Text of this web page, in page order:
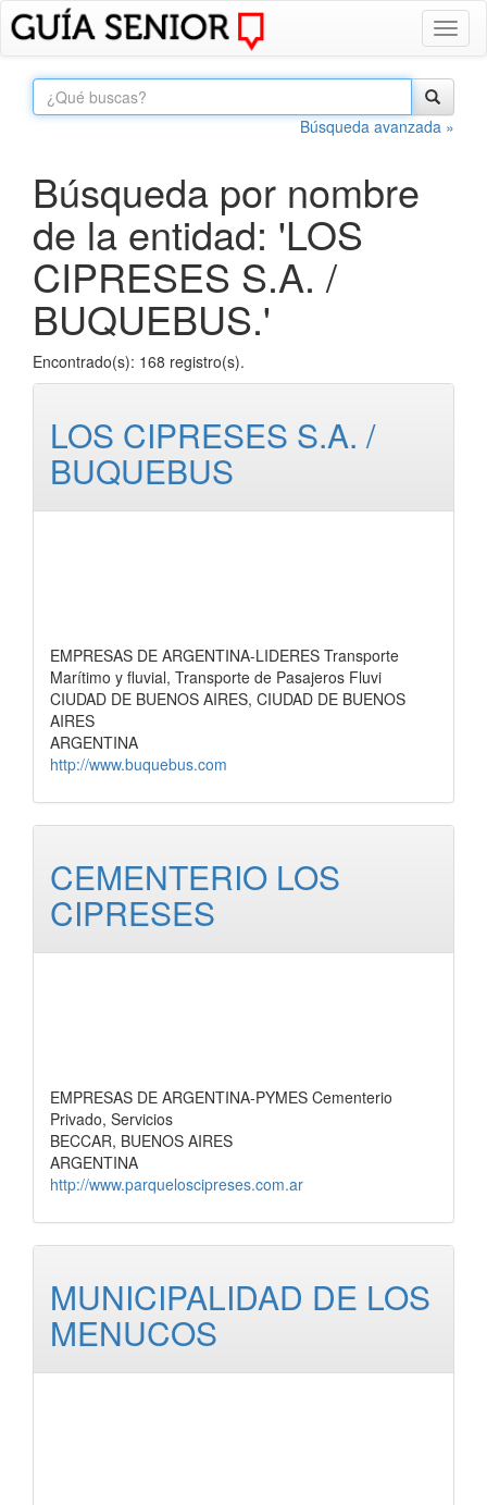
Búsqueda avanzada »
Búsqueda por nombre
de la entidad: 'LOS
CIPRESES S.A. /
BUQUEBUS.'
Encontrado(s): 168 registro(s).
LOS CIPRESES S.A. /
BUQUEBUS
EMPRESAS DE ARGENTINA-LIDERES Transporte
Marítimo y fluvial, Transporte de Pasajeros Fluvi
CIUDAD DE BUENOS AIRES, CIUDAD DE BUENOS
AIRES
ARGENTINA
http://www.buquebus.com
CEMENTERIO LOS
CIPRESES
EMPRESAS DE ARGENTINA-PYMES Cementerio
Privado, Servicios
BECCAR, BUENOS AIRES
ARGENTINA
http://www.parqueloscipreses.com.ar
MUNICIPALIDAD DE LOS
MENUCOS